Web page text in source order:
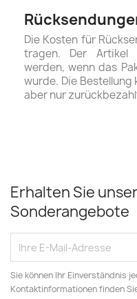
Die Kosten für
tragen. Der Artikel
werden, wenn das
wurde. Die
aber nur
Erhalten Sie
Sonderangebote
Sie können Ihr Einverständnis
Kontaktinformationen finden